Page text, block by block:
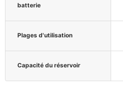
batterie
Plages d'utilisation
Capacité du réservoir